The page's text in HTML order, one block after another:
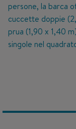
persone, la barca
cuccette doppie
prua (1,90 x 1,40
singole nel